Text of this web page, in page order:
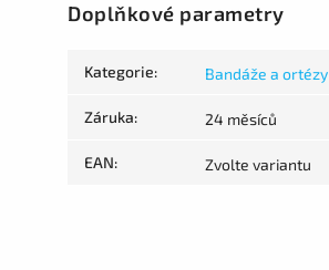
Doplňkové parametry
Kategorie: Bandáže a ortézy
Záruka: 24 měsíců
EAN: Zvolte variantu